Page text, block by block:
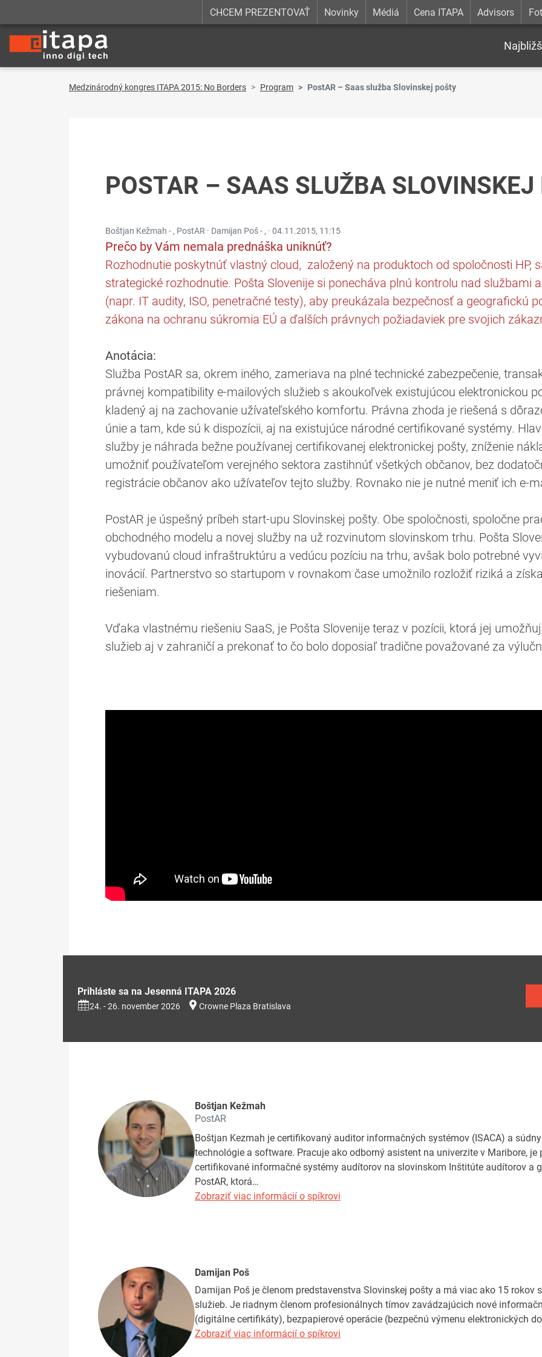
CHCEM PREZENTOVAŤ Novinky Médiá Cena ITAPA Advisors
Medzinárodný kongres ITAPA 2015: No Borders Program PostAR – Saas služba Slovinskej pošty
POSTAR – SAAS SLUŽBA SLOVINSKEJ
Boštjan Kežmah - , PostAR · Damijan Poš - , · 04.11.2015, 11:15
Prečo by Vám nemala prednáška uniknúť?
Rozhodnutie poskytnúť vlastný cloud, založený na produktoch od spoločnosti HP,
strategické rozhodnutie. Pošta Slovenije si ponecháva plnú kontrolu nad službami
(napr. IT audity, ISO, penetračné testy), aby preukázala bezpečnosť a geografickú
zákona na ochranu súkromia EÚ a ďalších právnych požiadaviek pre svojich
Anotácia:
Služba PostAR sa, okrem iného, zameriava na plné technické zabezpečenie,
právnej kompatibility e-mailových služieb s akoukoľvek existujúcou elektronickou
kladený aj na zachovanie užívateľského komfortu. Právna zhoda je riešená s
únie a tam, kde sú k dispozícii, aj na existujúce národné certifikované systémy.
služby je náhrada bežne používanej certifikovanej elektronickej pošty, zníženie
umožniť používateľom verejného sektora zastihnúť všetkých občanov, bez
registrácie občanov ako užívateľov tejto služby. Rovnako nie je nutné meniť ich e-
PostAR je úspešný príbeh start-upu Slovinskej pošty. Obe spoločnosti, spoločne
obchodného modelu a novej služby na už rozvinutom slovinskom trhu. Pošta
vybudovanú cloud infraštruktúru a vedúcu pozíciu na trhu, avšak bolo potrebné
inovácií. Partnerstvo so startupom v rovnakom čase umožnilo rozložiť riziká a
riešeniam.
Vďaka vlastnému riešeniu SaaS, je Pošta Slovenije teraz v pozícii, ktorá jej
služieb aj v zahraničí a prekonať to čo bolo doposiaľ tradične považované za
Prezentácia na stiahnutie (353kB)
Prihláste sa na Jesenná ITAPA 2026
24. - 26. november 2026 Crowne Plaza Bratislava
Boštjan Kežmah
PostAR
Boštjan Kezmah je certifikovaný auditor informačných systémov (ISACA) a
technológie a software. Pracuje ako odborný asistent na univerzite v Maribore, je
certifikované informačné systémy audítorov na slovinskom Inštitúte audítorov a
PostAR, ktorá…
Zobraziť viac informácií o spíkrovi
Damijan Poš
Damijan Poš je členom predstavenstva Slovinskej pošty a má viac ako 15 rokov
služieb. Je riadnym členom profesionálnych tímov zavádzajúcich nové
(digitálne certifikáty), bezpapierové operácie (bezpečnú výmenu elektronických
Zobraziť viac informácií o spíkrovi